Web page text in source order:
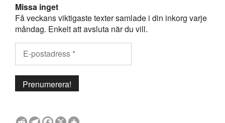
Missa inget
Få veckans viktigaste texter samlade i din inkorg varje
måndag. Enkelt att avsluta när du vill.